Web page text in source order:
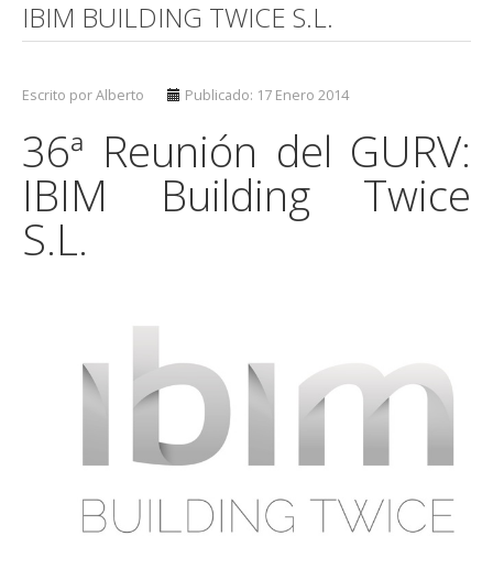
IBIM BUILDING TWICE S.L.
Escrito por Alberto Publicado: 17 Enero 2014
36ª Reunión del GURV:
IBIM Building Twice
S.L.